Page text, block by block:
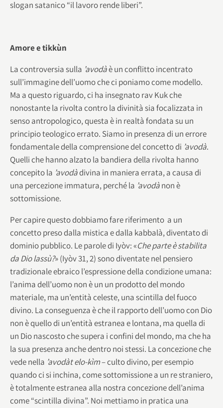
slogan satanico “il lavoro rende liberi”.
Amore e tikkùn
La controversia sulla ’avodàè un conflitto incentrato
sull’immagine dell’uomo che ci poniamo come modello.
Ma a questo riguardo, ci ha insegnato rav Kuk che
nonostante la rivolta contro la divinità sia focalizzata in
senso antropologico, questa è in realtà fondata su un
principio teologico errato. Siamo in presenza di un errore
fondamentale della comprensione del concetto di ’avodà.
Quelli che hanno alzato la bandiera della rivolta hanno
concepito la ’avodàdivina in maniera errata, a causa di
una percezione immatura, perché la ’avodànon è
sottomissione.
Per capire questo dobbiamo fare riferimento a un
concetto preso dalla mistica e dalla kabbalà, diventato di
dominio pubblico. Le parole di Iyòv: «Che parte è stabilita
da Dio lassù?» (Iyòv 31, 2) sono diventate nel pensiero
tradizionale ebraico l’espressione della condizione umana:
l’anima dell’uomo non è un un prodotto del mondo
materiale, ma un’entità celeste, una scintilla del fuoco
divino. La conseguenza è che il rapporto dell’uomo con Dio
non è quello di un’entità estranea e lontana, ma quella di
un Dio nascosto che supera i confini del mondo, ma che ha
la sua presenza anche dentro noi stessi. La concezione che
vede nella ’avodàt elo-kìm– culto divino, per esempio
quando ci si inchina, come sottomissione a un re straniero,
è totalmente estranea alla nostra concezione dell’anima
come “scintilla divina”. Noi mettiamo in pratica una